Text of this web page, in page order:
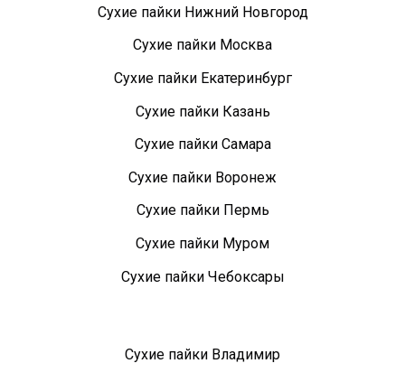
Сухие пайки Нижний Новгород
Сухие пайки Москва
Сухие пайки Екатеринбург
Сухие пайки Казань
Сухие пайки Самара
Сухие пайки Воронеж
Сухие пайки Пермь
Сухие пайки Муром
Сухие пайки Чебоксары
Сухие пайки Владимир